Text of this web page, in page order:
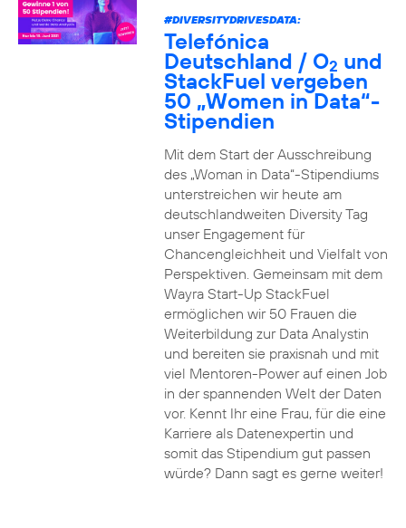
#DIVERSITYDRIVESDATA:
Telefónica
Deutschland / O2 und
StackFuel vergeben
50 „Women in Data“-
Stipendien
Mit dem Start der Ausschreibung
des „Woman in Data“-Stipendiums
unterstreichen wir heute am
deutschlandweiten Diversity Tag
unser Engagement für
Chancengleichheit und Vielfalt von
Perspektiven. Gemeinsam mit dem
Wayra Start-Up StackFuel
ermöglichen wir 50 Frauen die
Weiterbildung zur Data Analystin
und bereiten sie praxisnah und mit
viel Mentoren-Power auf einen Job
in der spannenden Welt der Daten
vor. Kennt Ihr eine Frau, für die eine
Karriere als Datenexpertin und
somit das Stipendium gut passen
würde? Dann sagt es gerne weiter!